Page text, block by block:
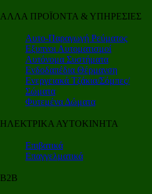
ΑΛΛΑ ΠΡΟΪΟΝΤΑ & ΥΠΗΡΕΣΙΕΣ
Αυτο-Παραγωγή Ρεύματος
Εξυπνοι Αυτοματισμοί
Αυτόνομα Συστήματα
Ενδοδαπέδια Θέρμανση
Ενεργειακά Τζάκια/Σόμπες/
Σώματα
Φυτεμένα Δώματα
ΗΛΕΚΤΡΙΚΑ ΑΥΤΟΚΙΝΗΤΑ
Επιβατικά
Επαγγελματικά
Β2Β